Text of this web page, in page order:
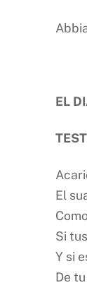
EL
El
Si
Y si
De